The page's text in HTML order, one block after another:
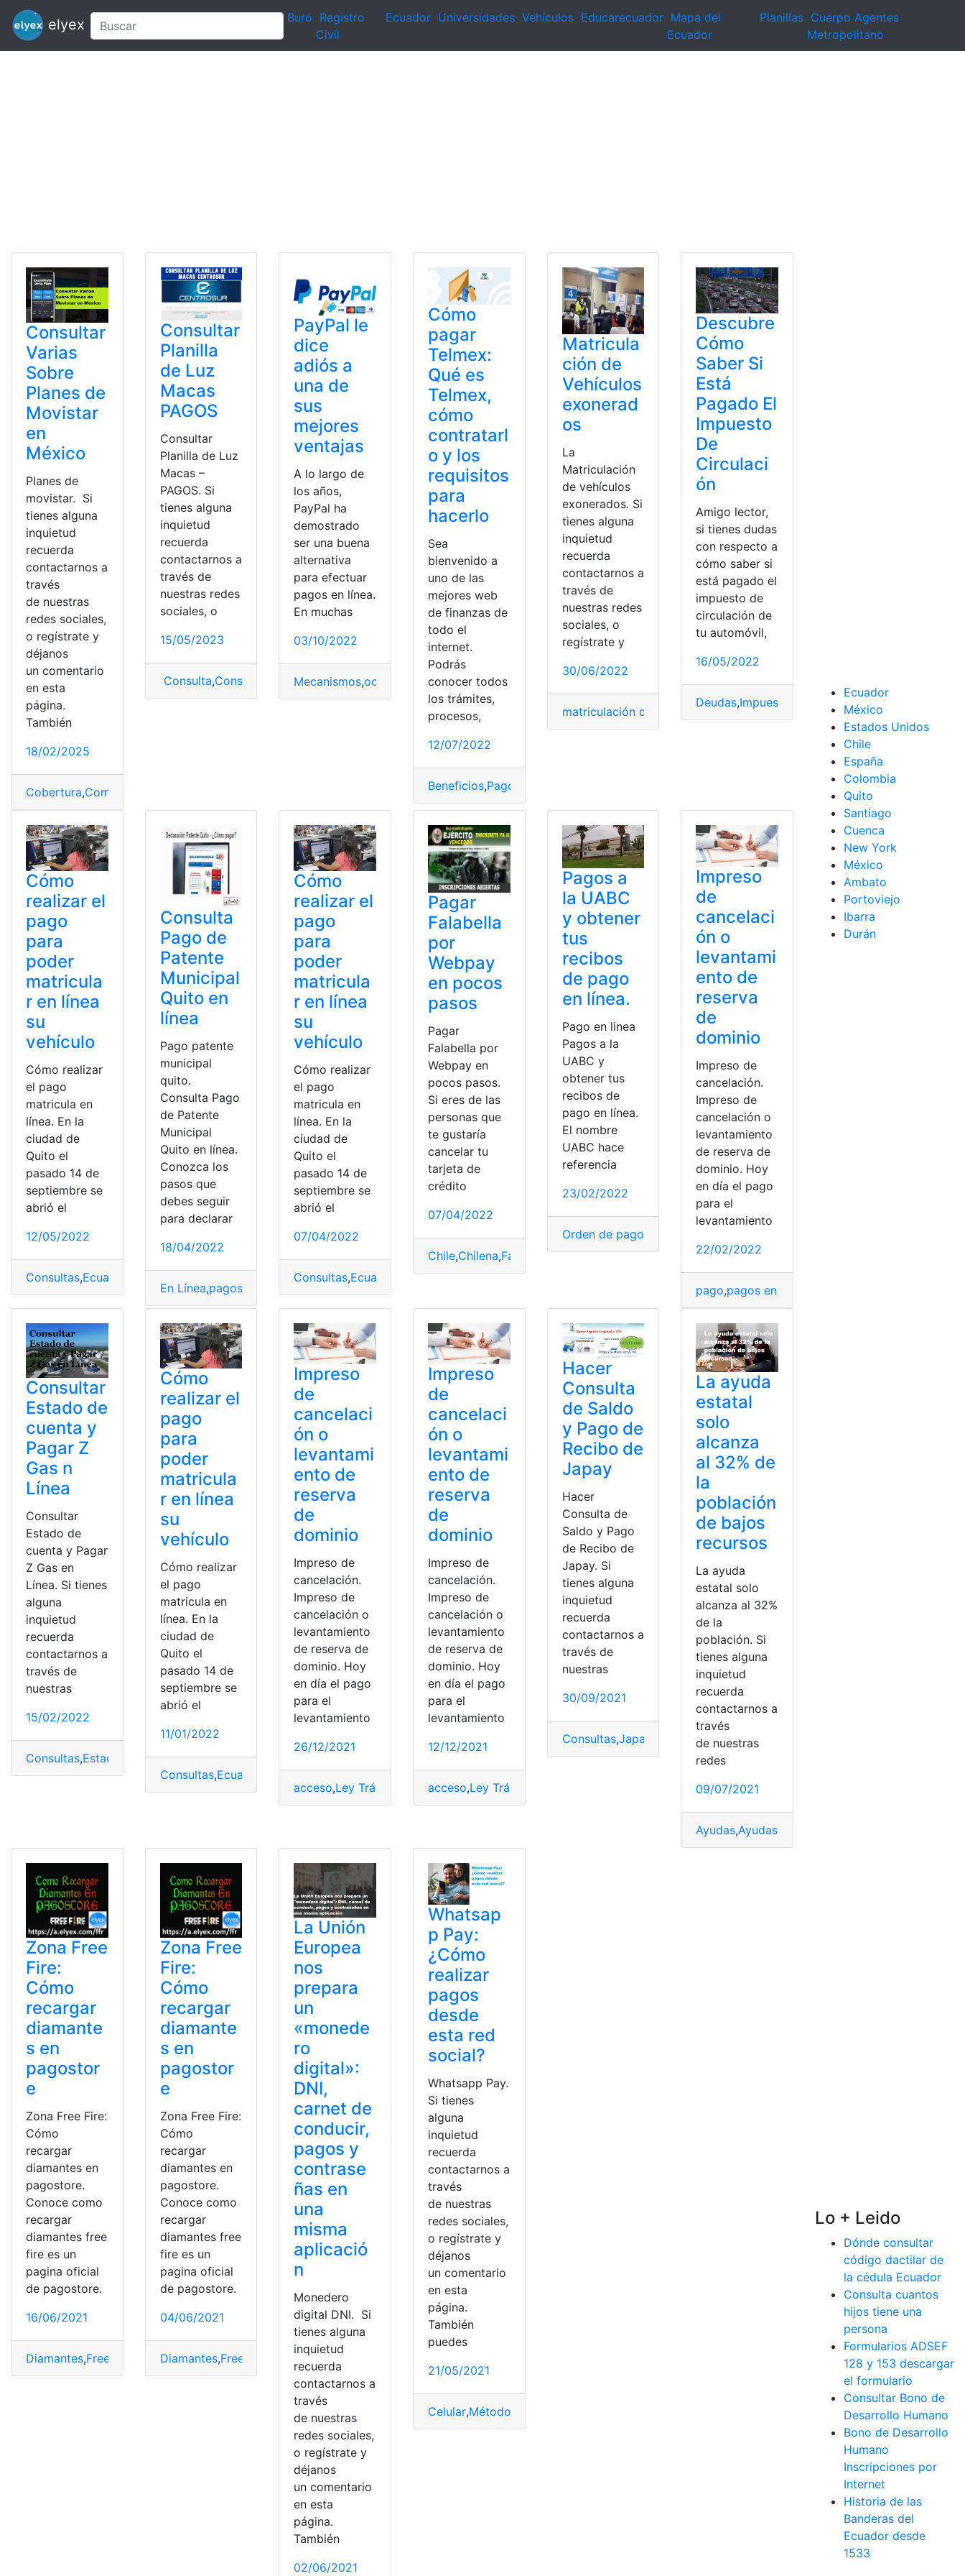
elyex Buró Registro
Civil
Ecuador Universidades Vehículos Educarecuador Mapa del
Ecuador
Planillas Cuerpo Agentes
Metropolitano
Consultar
Varias
Sobre
Planes de
Movistar
en
México
Planes de
movistar. Si
tienes alguna
inquietud
recuerda
contactarnos a
través
de nuestras
redes sociales,
o regístrate y
déjanos
un comentario
en esta
página.
También
18/02/2025
Cobertura,Combo Internet Internet,México,Movistar Redes sociales
Consultar
Planilla
de Luz
Macas
PAGOS
Consultar
Planilla de Luz
Macas –
PAGOS. Si
tienes alguna
inquietud
recuerda
contactarnos a
través de
nuestras redes
sociales, o
15/05/2023
Consulta,Consulta la planilla,Consulta planilla de luz,Pagos,pagos en línea , planilla
PayPal le
dice
adiós a
una de
sus
mejores
ventajas
A lo largo de
los años,
PayPal ha
demostrado
ser una buena
alternativa
para efectuar
pagos en línea.
En muchas
03/10/2022
Mecanismos,ocasiones Pagos,pagos en línea PayPal, Seguridad
Cómo
pagar
Telmex:
Qué es
Telmex,
cómo
contratarl
o y los
requisitos
para
hacerlo
Sea
bienvenido a
uno de las
mejores web
de finanzas de
todo el
internet.
Podrás
conocer todos
los trámites,
procesos,
12/07/2022
Beneficios,Pagos
Matricula
ción de
Vehículos
exonerad
os
La
Matriculación
de vehículos
exonerados. Si
tienes alguna
inquietud
recuerda
contactarnos a
través de
nuestras redes
sociales, o
regístrate y
30/06/2022
matriculación de vehículos , matriculación de vehículos exonerados
Descubre
Cómo
Saber Si
Está
Pagado El
Impuesto
De
Circulaci
ón
Amigo lector,
si tienes dudas
con respecto a
cómo saber si
está pagado el
impuesto de
circulación de
tu automóvil,
16/05/2022
Deudas,Impuesto De Circulación
Cómo
realizar el
pago
para
poder
matricula
r en línea
su
vehículo
Cómo realizar
el pago
matricula en
línea. En la
ciudad de
Quito el
pasado 14 de
septiembre se
abrió el
12/05/2022
Consultas,Ecuador pagos en línea
Consulta
Pago de
Patente
Municipal
Quito en
línea
Pago patente
municipal
quito.
Consulta Pago
de Patente
Municipal
Quito en línea.
Conozca los
pasos que
debes seguir
para declarar
18/04/2022
En Línea,pagos en línea Patente Municipal
Cómo
realizar el
pago
para
poder
matricula
r en línea
su
vehículo
Cómo realizar
el pago
matricula en
línea. En la
ciudad de
Quito el
pasado 14 de
septiembre se
abrió el
07/04/2022
Consultas,Ecuador Herramientas Ecuador,Pagos
Pagar
Falabella
por
Webpay
en pocos
pasos
Pagar
Falabella por
Webpay en
pocos pasos.
Si eres de las
personas que
te gustaría
cancelar tu
tarjeta de
crédito
07/04/2022
Chile,Chilena,Falabella,Pagos,pagos en línea Pagostore,tutorial
Pagos a
la UABC
y obtener
tus
recibos
de pago
en línea.
Pago en linea
Pagos a la
UABC y
obtener tus
recibos de
pago en línea.
El nombre
UABC hace
referencia
23/02/2022
Orden de pago
Impreso
de
cancelaci
ón o
levantami
ento de
reserva
de
dominio
Impreso de
cancelación.
Impreso de
cancelación o
levantamiento
de reserva de
dominio. Hoy
en día el pago
para el
levantamiento
22/02/2022
pago,pagos en línea
Consultar
Estado de
cuenta y
Pagar Z
Gas n
Línea
Consultar
Estado de
cuenta y Pagar
Z Gas en
Línea. Si tienes
alguna
inquietud
recuerda
contactarnos a
través de
nuestras
15/02/2022
Consultas,Estado de cuenta,Gas,México,Pagos
Cómo
realizar el
pago
para
poder
matricula
r en línea
su
vehículo
Cómo realizar
el pago
matricula en
línea. En la
ciudad de
Quito el
pasado 14 de
septiembre se
abrió el
11/01/2022
Consultas,Ecuador Herramientas Ecuador,Pagos,pagos en línea
Impreso
de
cancelaci
ón o
levantami
ento de
reserva
de
dominio
Impreso de
cancelación.
Impreso de
cancelación o
levantamiento
de reserva de
dominio. Hoy
en día el pago
para el
levantamiento
26/12/2021
acceso,Ley Tránsito pago,pagos en línea Trámites en línea,Vehículo
Impreso
de
cancelaci
ón o
levantami
ento de
reserva
de
dominio
Impreso de
cancelación.
Impreso de
cancelación o
levantamiento
de reserva de
dominio. Hoy
en día el pago
para el
levantamiento
12/12/2021
acceso,Ley Tránsito Reimpresión,Trámites
Hacer
Consulta
de Saldo
y Pago de
Recibo de
Japay
Hacer
Consulta de
Saldo y Pago
de Recibo de
Japay. Si
tienes alguna
inquietud
recuerda
contactarnos a
través de
nuestras
30/09/2021
Consultas,Japay ,Pagos,pagos en línea
La ayuda
estatal
solo
alcanza
al 32% de
la
población
de bajos
recursos
La ayuda
estatal solo
alcanza al 32%
de la
población. Si
tienes alguna
inquietud
recuerda
contactarnos a
través
de nuestras
redes
09/07/2021
Ayudas,Ayudas Estatales
Zona Free
Fire:
Cómo
recargar
diamante
s en
pagostor
e
Zona Free Fire:
Cómo
recargar
diamantes en
pagostore.
Conoce como
recargar
diamantes free
fire es un
pagina oficial
de pagostore.
16/06/2021
Diamantes,FreeFire pagos en línea,Recargar recargas
Zona Free
Fire:
Cómo
recargar
diamante
s en
pagostor
e
Zona Free Fire:
Cómo
recargar
diamantes en
pagostore.
Conoce como
recargar
diamantes free
fire es un
pagina oficial
de pagostore.
04/06/2021
Diamantes,FreeFire pagos en línea
La Unión
Europea
nos
prepara
un
«monede
ro
digital»:
DNI,
carnet de
conducir,
pagos y
contrase
ñas en
una
misma
aplicació
n
Monedero
digital DNI. Si
tienes alguna
inquietud
recuerda
contactarnos a
través
de nuestras
redes sociales,
o regístrate y
déjanos
un comentario
en esta
página.
También
02/06/2021
Whatsap
p Pay:
¿Cómo
realizar
pagos
desde
esta red
social?
Whatsapp Pay.
Si tienes
alguna
inquietud
recuerda
contactarnos a
través
de nuestras
redes sociales,
o regístrate y
déjanos
un comentario
en esta
página.
También
puedes
21/05/2021
Celular,Método Tarjetas,Tiendas online
Ecuador
México
Estados Unidos
Chile
España
Colombia
Quito
Santiago
Cuenca
New York
México
Ambato
Portoviejo
Ibarra
Durán
Lo + Leido
Dónde consultar
código dactilar de
la cédula Ecuador
Consulta cuantos
hijos tiene una
persona
Formularios ADSEF
128 y 153 descargar
el formulario
Consultar Bono de
Desarrollo Humano
Bono de Desarrollo
Humano
Inscripciones por
Internet
Historia de las
Banderas del
Ecuador desde
1533